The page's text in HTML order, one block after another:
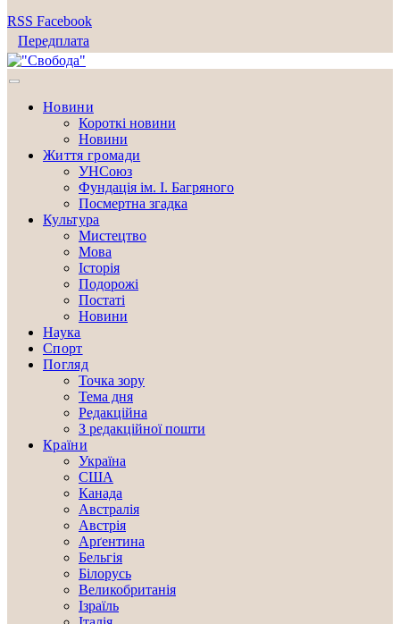
RSS Facebook
Передплата
Новини
Короткі новини
Новини
Життя громади
УНСоюз
Фундація ім. І. Багряного
Посмертна згадка
Культура
Мистецтво
Мова
Історія
Подорожі
Постаті
Новини
Наука
Спорт
Погляд
Точка зору
Тема дня
Редакційна
З редакційної пошти
Країни
Україна
США
Канада
Австралія
Австрія
Арґентина
Бельгія
Білорусь
Великобританія
Ізраїль